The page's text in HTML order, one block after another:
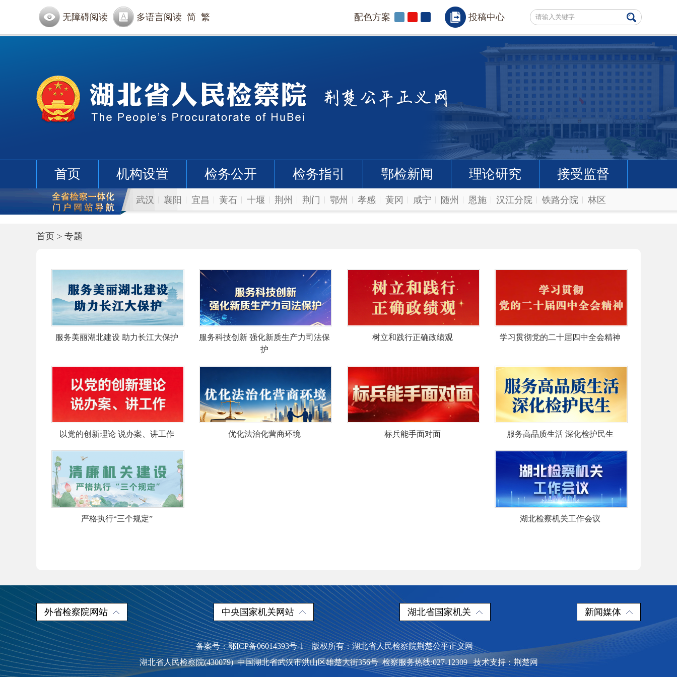
无障碍阅读 多语言阅读 简 繁 配色方案 投稿中心
首页 机构设置 检务公开 检务指引 鄂检新闻 理论研究 接受监督
武汉 襄阳 宜昌 黄石 十堰 荆州 荆门 鄂州 孝感 黄冈 咸宁 随州 恩施 汉江分院 铁路分院 林区
首页 > 专题
服务美丽湖北建设 助力长江大保护
服务科技创新 强化新质生产力司法保
护
树立和践行正确政绩观 学习贯彻党的二十届四中全会精神
以党的创新理论 说办案、讲工作 优化法治化营商环境 标兵能手面对面 服务高品质生活 深化检护民生
严格执行“三个规定” 湖北检察机关工作会议
外省检察院网站 中央国家机关网站 湖北省国家机关 新闻媒体
备案号：鄂ICP备06014393号-1版权所有：湖北省人民检察院荆楚公平正义网
湖北省人民检察院(430079) 中国湖北省武汉市洪山区雄楚大街356号 检察服务热线:027-12309技术支持：荆楚网